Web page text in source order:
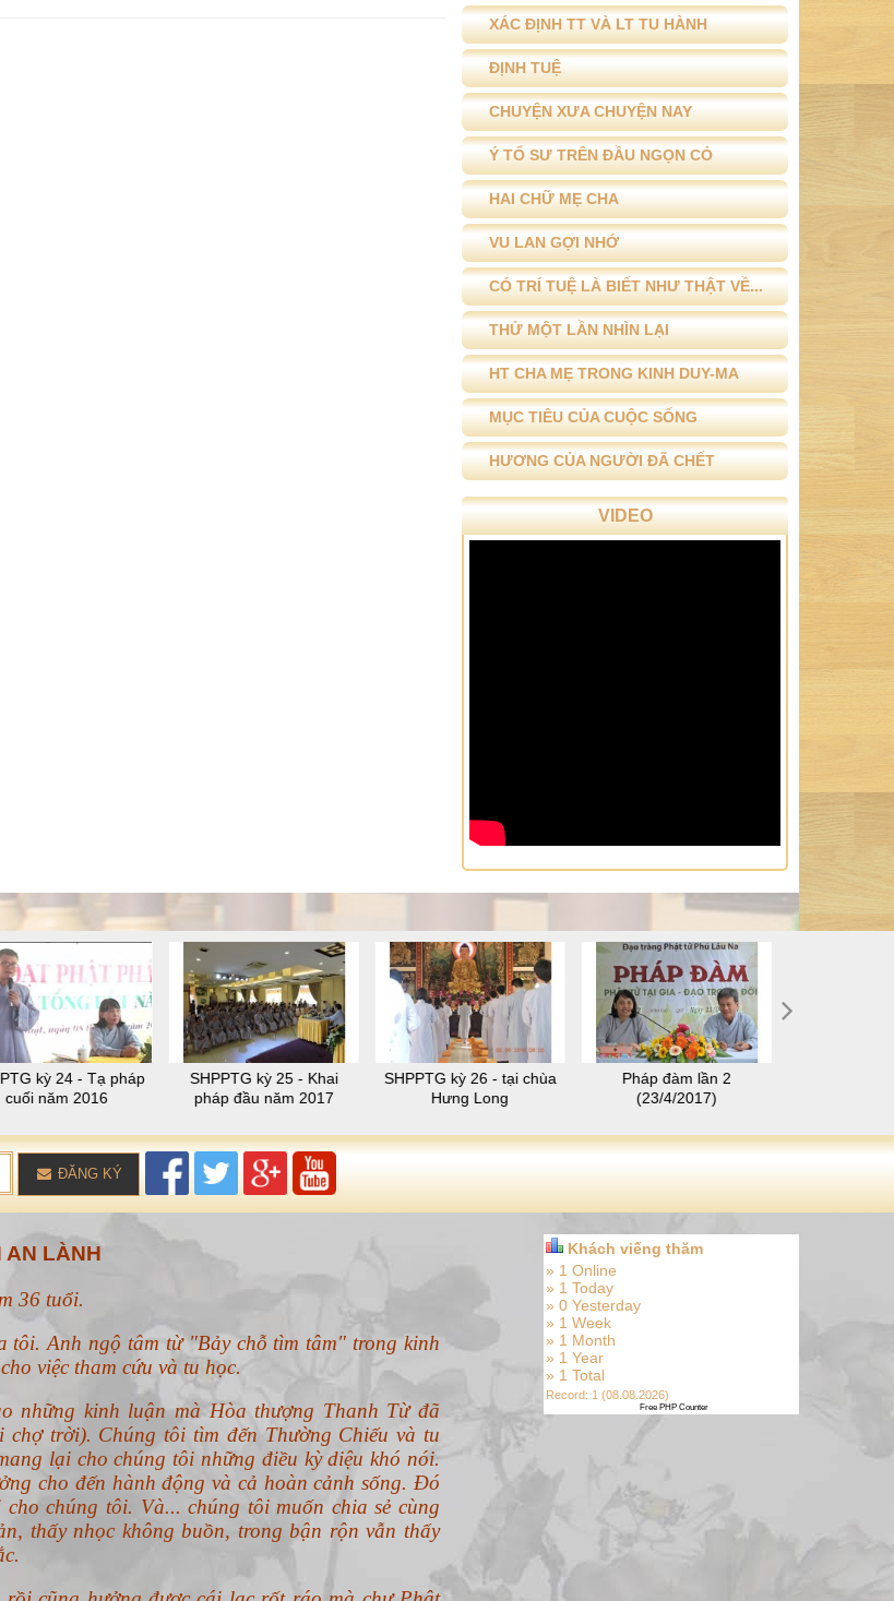
XÁC ĐỊNH TT VÀ LT TU HÀNH
ĐỊNH TUỆ
CHUYỆN XƯA CHUYỆN NAY
Ý TỔ SƯ TRÊN ĐẦU NGỌN CỎ
HAI CHỮ MẸ CHA
VU LAN GỢI NHỚ
CÓ TRÍ TUỆ LÀ BIẾT NHƯ THẬT VỀ...
THỬ MỘT LẦN NHÌN LẠI
HT CHA MẸ TRONG KINH DUY-MA
MỤC TIÊU CỦA CUỘC SỐNG
HƯƠNG CỦA NGƯỜI ĐÃ CHẾT
VIDEO
kỳ 24 - Tạ pháp
cuối năm 2016
SHPPTG kỳ 25 - Khai
pháp đầu năm 2017
SHPPTG kỳ 26 - tại chùa
Hưng Long
Pháp đàm lần 2
(23/4/2017)
ĐĂNG KÝ
AN LÀNH
36 tuổi.
Anh ngộ tâm từ "Bảy chỗ tìm tâm" trong kinh
việc tham cứu và tu học.
những kinh luận mà Hòa thượng Thanh Từ đã
trời). Chúng tôi tìm đến Thường Chiếu và tu
lại cho chúng tôi những điều kỳ diệu khó nói.
cho đến hành động và cả hoàn cảnh sống. Đó
chúng tôi. Và... chúng tôi muốn chia sẻ cùng
thấy nhọc không buồn, trong bận rộn vẫn thấy
Khách viếng thăm
» 1 Online
» 1 Today
» 0 Yesterday
» 1 Week
» 1 Month
» 1 Year
» 1 Total
Record: 1 (08.08.2026)
Free PHP Counter